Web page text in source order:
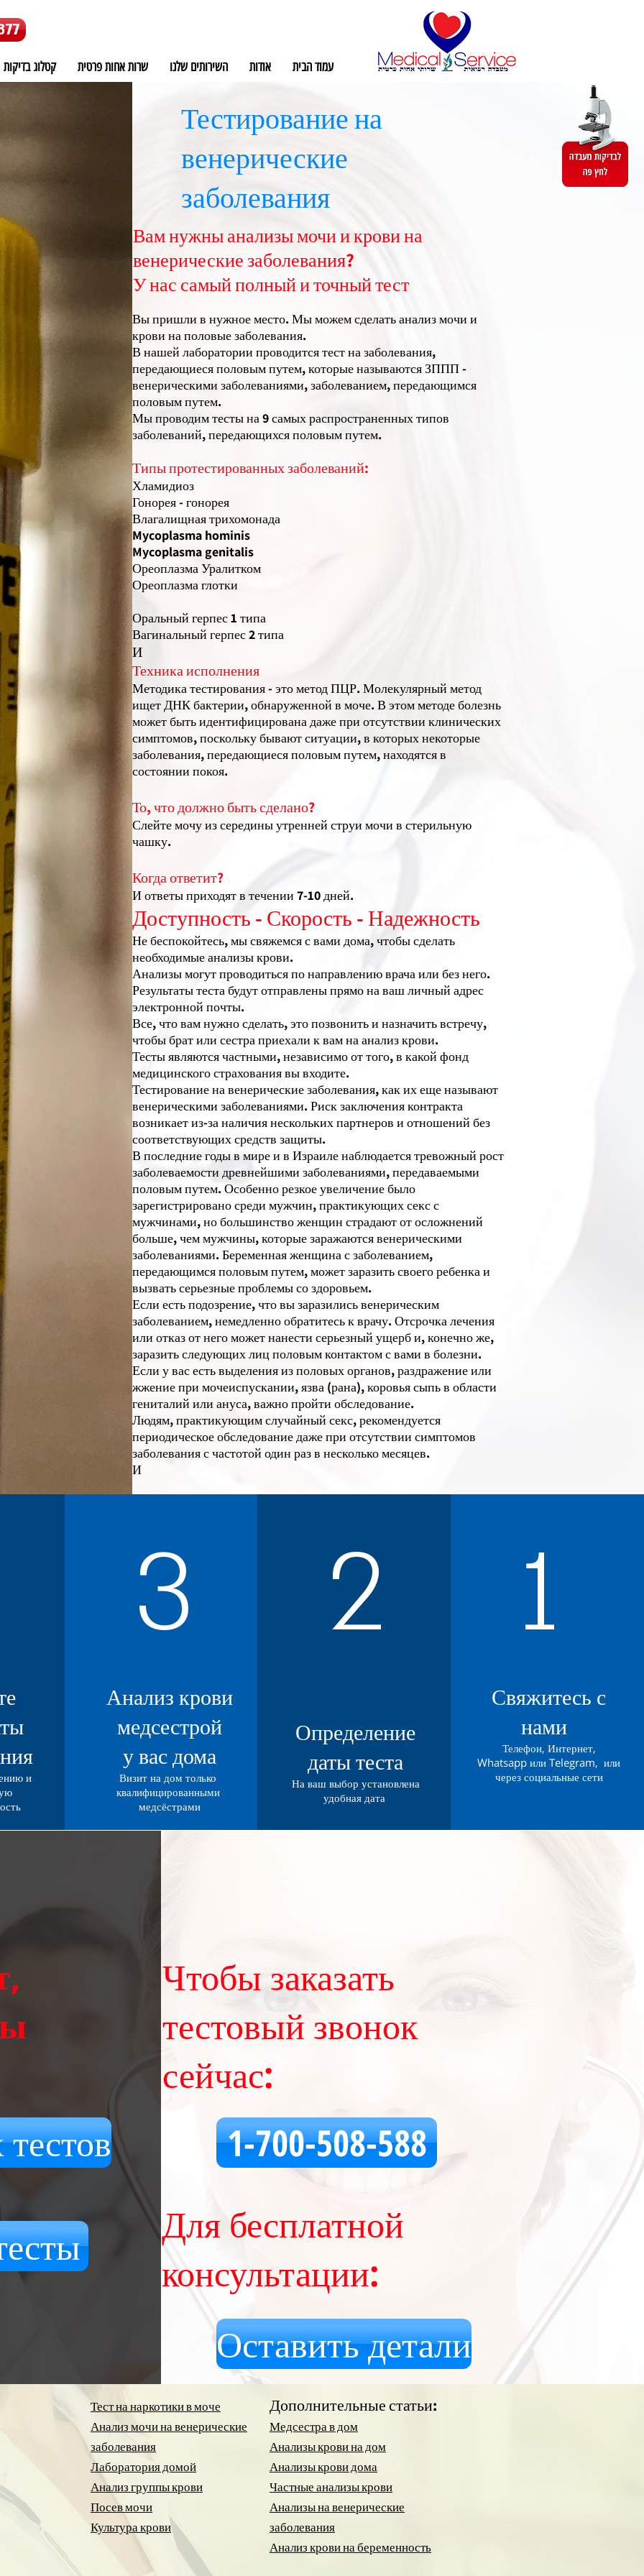
עמוד הבית אודות השירותים שלנו שרות אחות פרטית קטלוג בדיקות
Тестирование на
венерические
заболевания
Вам нужны анализы мочи и крови на
венерические заболевания?
У нас самый полный и точный тест
Вы пришли в нужное место. Мы можем сделать анализ мочи и
крови на половые заболевания.
В нашей лаборатории проводится тест на заболевания,
передающиеся половым путем, которые называются ЗППП -
венерическими заболеваниями, заболеванием, передающимся
половым путем.
Мы проводим тесты на 9 самых распространенных типов
заболеваний, передающихся половым путем.
Типы протестированных заболеваний:
Хламидиоз
Гонорея - гонорея
Влагалищная трихомонада
Mycoplasma hominis
Mycoplasma genitalis
Ореоплазма Уралитком
Ореоплазма глотки
Оральный герпес 1 типа
Вагинальный герпес 2 типа
И
Техника исполнения
Методика тестирования - это метод ПЦР. Молекулярный метод
ищет ДНК бактерии, обнаруженной в моче. В этом методе болезнь
может быть идентифицирована даже при отсутствии клинических
симптомов, поскольку бывают ситуации, в которых некоторые
заболевания, передающиеся половым путем, находятся в
состоянии покоя.
То, что должно быть сделано?
Слейте мочу из середины утренней струи мочи в стерильную
чашку.
Когда ответит?
И ответы приходят в течении 7-10 дней.
Доступность - Скорость - Надежность
Не беспокойтесь, мы свяжемся с вами дома, чтобы сделать
необходимые анализы крови.
Анализы могут проводиться по направлению врача или без него.
Результаты теста будут отправлены прямо на ваш личный адрес
электронной почты.
Все, что вам нужно сделать, это позвонить и назначить встречу,
чтобы брат или сестра приехали к вам на анализ крови.
Тесты являются частными, независимо от того, в какой фонд
медицинского страхования вы входите.
Тестирование на венерические заболевания, как их еще называют
венерическими заболеваниями. Риск заключения контракта
возникает из-за наличия нескольких партнеров и отношений без
соответствующих средств защиты.
В последние годы в мире и в Израиле наблюдается тревожный рост
заболеваемости древнейшими заболеваниями, передаваемыми
половым путем. Особенно резкое увеличение было
зарегистрировано среди мужчин, практикующих секс с
мужчинами, но большинство женщин страдают от осложнений
больше, чем мужчины, которые заражаются венерическими
заболеваниями. Беременная женщина с заболеванием,
передающимся половым путем, может заразить своего ребенка и
вызвать серьезные проблемы со здоровьем.
Если есть подозрение, что вы заразились венерическим
заболеванием, немедленно обратитесь к врачу. Отсрочка лечения
или отказ от него может нанести серьезный ущерб и, конечно же,
заразить следующих лиц половым контактом с вами в болезни.
Если у вас есть выделения из половых органов, раздражение или
жжение при мочеиспускании, язва (рана), коровья сыпь в области
гениталий или ануса, важно пройти обследование.
Людям, практикующим случайный секс, рекомендуется
периодическое обследование даже при отсутствии симптомов
заболевания с частотой один раз в несколько месяцев.
И
и
Анализ крови
медсестрой
у вас дома
Визит на дом только
квалифицированными
медсёстрами
3 2
Определение
даты теста
На ваш выбор установлена
удобная дата
Свяжитесь с
нами
Телефон, Интернет,
Whatsapp или Telegram, или
через социальные сети
1
Чтобы заказать
тестовый звонок
сейчас:
1-700-508-588
Для бесплатной
консультации:
Оставить детали
Тест на наркотики в моче
Анализ мочи на венерические
заболевания
Лаборатория домой
Анализ группы крови
Посев мочи
Культура крови
Дополнительные статьи:
Медсестра в дом
Анализы крови на дом
Анализы крови дома
Частные анализы крови
Анализы на венерические
заболевания
Анализ крови на беременность